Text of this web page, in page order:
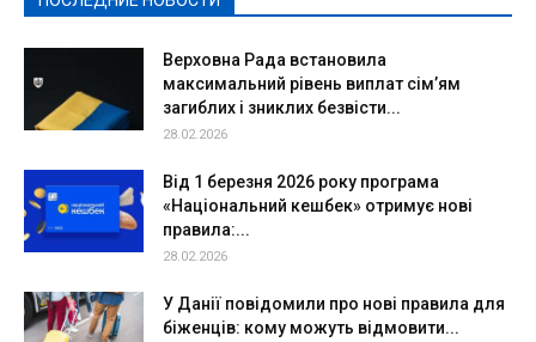
Верховна Рада встановила
максимальний рівень виплат сім’ям
загиблих і зниклих безвісти...
28.02.2026
Від 1 березня 2026 року програма
«Національний кешбек» отримує нові
правила:...
28.02.2026
У Данії повідомили про нові правила для
біженців: кому можуть відмовити...